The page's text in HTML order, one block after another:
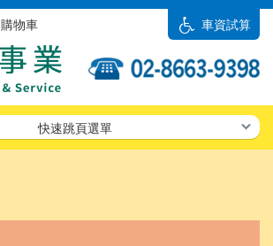
車資試算
購物車
快速跳頁選單